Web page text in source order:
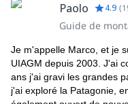
Paolo 4.9 (
Guide de
Je m'appelle Marco, et je
UIAGM depuis 2003. J'ai
ans j'ai gravi les grandes
j'ai exploré la Patagonie,